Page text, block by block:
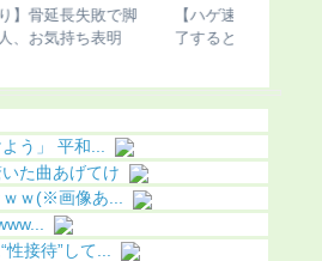
【ハゲ速報】ハゲたら人生終
了するという現実ｗｗｗ
う」 平和...
た曲あげてけ
ｗｗ(※画像あ...
接待”して...